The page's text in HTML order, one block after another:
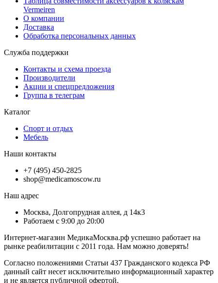
Vermeiren
О компании
Доставка
Обработка персональных данных
Служба поддержки
Контакты и схема проезда
Производители
Акции и спецпредложения
Группа в телеграм
Каталог
Спорт и отдых
Мебель
Наши контакты
+7 (495) 450-2825
shop@medicamoscow.ru
Наш адрес
Москва, Долгопрудная аллея, д 14к3
Работаем с 9:00 до 20:00
Интернет-магазин МедикаМосква.рф успешно работает на
рынке реабилитации с 2011 года. Нам можно доверять!
Согласно положениями Статьи 437 Гражданского кодекса РФ
данный сайт несет исключительно информационный характер
и не является публичной офертой.